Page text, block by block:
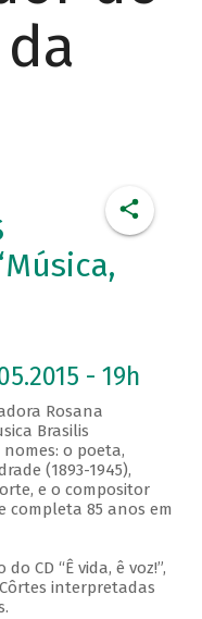
- 19h
Rosana
Brasilis
nomes: o poeta,
(1893-1945),
e o compositor
completa 85 anos em
CD “Ê vida, ê voz!”,
interpretadas